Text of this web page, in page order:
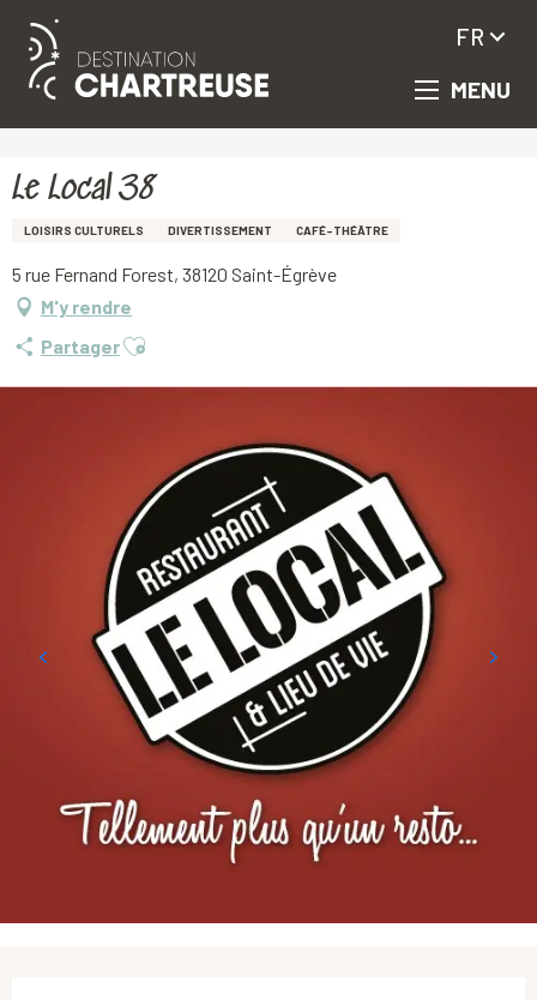
Aller
principal
MENU
FR
Le Local 38
LOISIRS CULTURELS DIVERTISSEMENT CAFÉ-THÉÂTRE
5 rue Fernand Forest, 38120 Saint-Égrève
M'y rendre
PartagerAjouter aux favoris